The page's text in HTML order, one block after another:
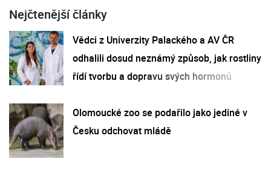
Nejčtenější články
Vědci z Univerzity Palackého a AV ČR
odhalili dosud neznámý způsob, jak rostliny
řídí tvorbu a dopravu svých hormonů
Olomoucké zoo se podařilo jako jediné v
Česku odchovat mládě